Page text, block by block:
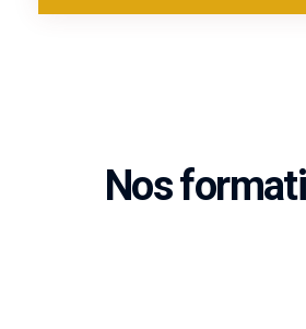
Nos